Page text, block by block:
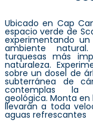
Ubicado en Cap
espacio verde de
experimentando
ambiente
turquesas más
naturaleza.
sobre un dosel de
subterránea de
contemplas la
geológica. Monta
llevarán a toda
aguas refrescantes